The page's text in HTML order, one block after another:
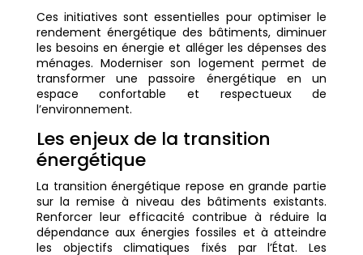
Ces initiatives sont essentielles pour optimiser le
rendement énergétique des bâtiments, diminuer
les besoins en énergie et alléger les dépenses des
ménages. Moderniser son logement permet de
transformer une passoire énergétique en un
espace confortable et respectueux de
l’environnement.
Les enjeux de la transition
énergétique
La transition énergétique repose en grande partie
sur la remise à niveau des bâtiments existants.
Renforcer leur efficacité contribue à réduire la
dépendance aux énergies fossiles et à atteindre
les objectifs climatiques fixés par l’État. Les